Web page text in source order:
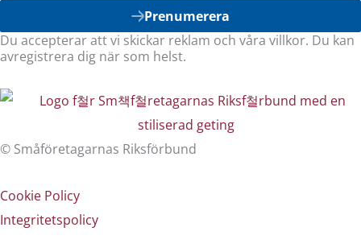
Prenumerera
Du accepterar att vi skickar reklam och våra villkor. Du kan
avregistrera dig när som helst.
© Småföretagarnas Riksförbund
Cookie Policy
Integritetspolicy